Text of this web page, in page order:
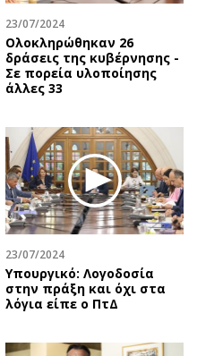
The Hill
Υγεία
Αγγελίες
Ενοικιάζονται
Ζητούν εργασία
Θέσεις εργασίας
Geek
Νέα
Social
Αυτοκίνηση
Πολιτική
23/07/2024
Ολοκληρώθηκαν 26
δράσεις της κυβέρνησης -
Σε πορεία υλοποίησης
άλλες 33
23/07/2024
Υπουργικό: Λογοδοσία
στην πράξη και όχι στα
λόγια είπε ο ΠτΔ